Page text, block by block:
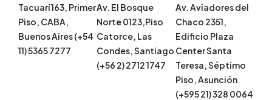
Tacuarí 163, Primer
Piso, CABA,
Buenos Aires (+54
11) 5365 7277
Av. El Bosque
Norte 0123,Piso
Catorce, Las
Condes, Santiago
(+56 2) 2712 1747
Av. Aviadores del
Chaco 2351,
Edificio Plaza
Center Santa
Teresa, Séptimo
Piso, Asunción
(+595 21) 328 0064